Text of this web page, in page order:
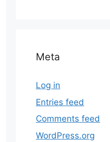
Meta
Log in
Entries feed
Comments feed
WordPress.org